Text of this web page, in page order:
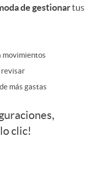
de gestionartus
movimientos
revisar
más gastas
clic!